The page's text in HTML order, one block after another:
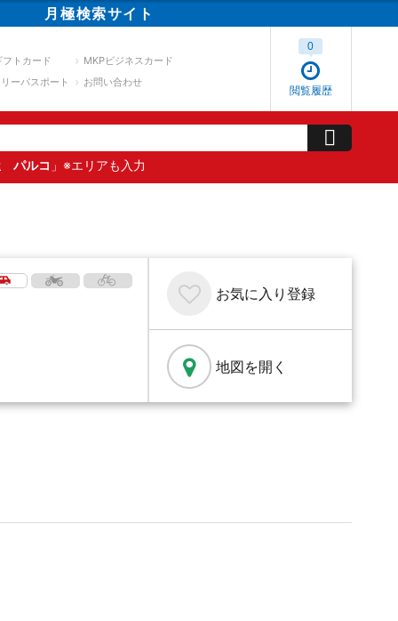
月極検索サイト
フトカード
MKPビジネスカード
ーパスポート
お問い合わせ
閲覧履歴
0
パルコ 」※エリアも入力
お気に入り 登録
地図を開く